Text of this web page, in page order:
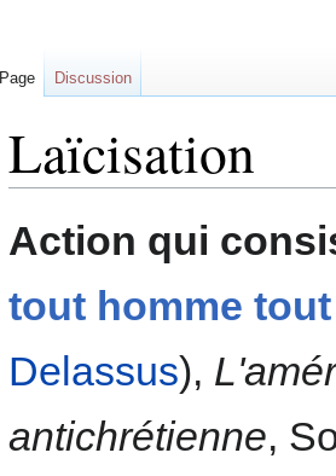
Laïcisation
à
navigation
à
recherche
Action qui
tout homme
Delassus),
antichrétienne,
Page Discussion